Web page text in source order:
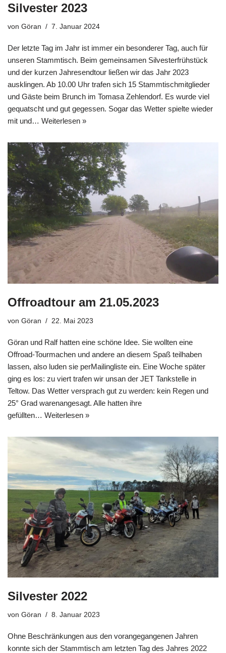
Silvester 2023
von Göran 7. Januar 2024
Der letzte Tag im Jahr ist immer ein besonderer Tag, auch für
unseren Stammtisch. Beim gemeinsamen Silvesterfrühstück
und der kurzen Jahresendtour ließen wir das Jahr 2023
ausklingen. Ab 10.00 Uhr trafen sich 15 Stammtischmitglieder
und Gäste beim Brunch im Tomasa Zehlendorf. Es wurde viel
gequatscht und gut gegessen. Sogar das Wetter spielte wieder
mit und… Weiterlesen »
Offroadtour am 21.05.2023
von Göran 22. Mai 2023
Göran und Ralf hatten eine schöne Idee. Sie wollten eine
Offroad-Tourmachen und andere an diesem Spaß teilhaben
lassen, also luden sie perMailingliste ein. Eine Woche später
ging es los: zu viert trafen wir unsan der JET Tankstelle in
Teltow. Das Wetter versprach gut zu werden: kein Regen und
25° Grad warenangesagt. Alle hatten ihre
gefüllten… Weiterlesen »
Silvester 2022
von Göran 8. Januar 2023
Ohne Beschränkungen aus den vorangegangenen Jahren
konnte sich der Stammtisch am letzten Tag des Jahres 2022